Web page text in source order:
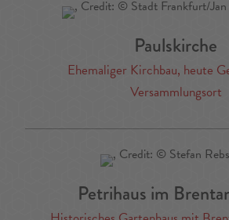
Paulskirche
Ehemaliger Kirchbau, heute
Versammlungsort
Petrihaus im